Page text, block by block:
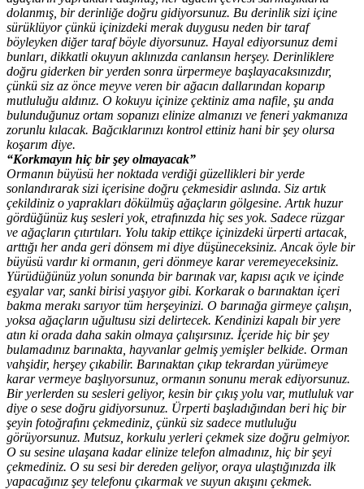
dolanmış, bir derinliğe doğru gidiyorsunuz. Bu derinlik sizi içine
sürüklüyor çünkü içinizdeki merak duygusu neden bir taraf
böyleyken diğer taraf böyle diyorsunuz. Hayal ediyorsunuz demi
bunları, dikkatli okuyun aklınızda canlansın herşey. Derinliklere
doğru giderken bir yerden sonra ürpermeye başlayacaksınızdır,
çünkü siz az önce meyve veren bir ağacın dallarından koparıp
mutluluğu aldınız. O kokuyu içinize çektiniz ama nafile, şu anda
bulunduğunuz ortam sopanızı elinize almanızı ve feneri yakmanıza
zorunlu kılacak. Bağcıklarınızı kontrol ettiniz hani bir şey olursa
koşarım diye.
“Korkmayın hiç bir şey olmayacak”
Ormanın büyüsü her noktada verdiği güzellikleri bir yerde
sonlandırarak sizi içerisine doğru çekmesidir aslında. Siz artık
çekildiniz o yaprakları dökülmüş ağaçların gölgesine. Artık huzur
gördüğünüz kuş sesleri yok, etrafınızda hiç ses yok. Sadece rüzgar
ve ağaçların çıtırtıları. Yolu takip ettikçe içinizdeki ürperti artacak,
arttığı her anda geri dönsem mi diye düşüneceksiniz. Ancak öyle bir
büyüsü vardır ki ormanın, geri dönmeye karar veremeyeceksiniz.
Yürüdüğünüz yolun sonunda bir barınak var, kapısı açık ve içinde
eşyalar var, sanki birisi yaşıyor gibi. Korkarak o barınaktan içeri
bakma merakı sarıyor tüm herşeyinizi. O barınağa girmeye çalışın,
yoksa ağaçların uğultusu sizi delirtecek. Kendinizi kapalı bir yere
atın ki orada daha sakin olmaya çalışırsınız. İçeride hiç bir şey
bulamadınız barınakta, hayvanlar gelmiş yemişler belkide. Orman
vahşidir, herşey çıkabilir. Barınaktan çıkıp tekrardan yürümeye
karar vermeye başlıyorsunuz, ormanın sonunu merak ediyorsunuz.
Bir yerlerden su sesleri geliyor, kesin bir çıkış yolu var, mutluluk var
diye o sese doğru gidiyorsunuz. Ürperti başladığından beri hiç bir
şeyin fotoğrafını çekmediniz, çünkü siz sadece mutluluğu
görüyorsunuz. Mutsuz, korkulu yerleri çekmek size doğru gelmiyor.
O su sesine ulaşana kadar elinize telefon almadınız, hiç bir şeyi
çekmediniz. O su sesi bir dereden geliyor, oraya ulaştığınızda ilk
yapacağınız şey telefonu çıkarmak ve suyun akışını çekmek.